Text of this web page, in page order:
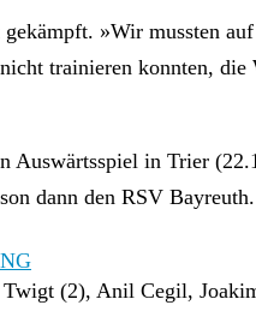
»Wir mussten
trainieren konnten,
Auswärtsspiel in Trier
dann den RSV Bayreuth.
(2), Anil Cegil,